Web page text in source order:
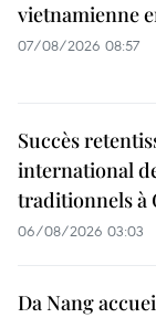
vietnamienne
07/08/2026 08:57
Succès
international
traditionnels à
06/08/2026 03:03
Da Nang